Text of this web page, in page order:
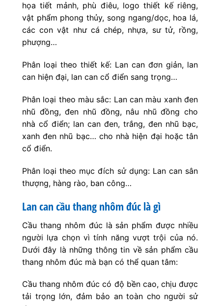
họa tiết mảnh, phù điêu, logo thiết kế riêng,
vật phẩm phong thủy, song ngang/dọc, hoa lá,
các con vật như cá chép, nhựa, sư tử, rồng,
phượng…
Phân loại theo thiết kế: Lan can đơn giản, lan
can hiện đại, lan can cổ điển sang trọng…
Phân loại theo màu sắc: Lan can màu xanh đen
nhũ đồng, đen nhũ đồng, nâu nhũ đồng cho
nhà cổ điển; lan can đen, trắng, đen nhũ bạc,
xanh đen nhũ bạc… cho nhà hiện đại hoặc tân
cổ điển.
Phân loại theo mục đích sử dụng: Lan can sân
thượng, hàng rào, ban công…
Lan can cầu thang nhôm đúc là gì
Cầu thang nhôm đúc là sản phẩm được nhiều
người lựa chọn vì tính năng vượt trội của nó.
Dưới đây là những thông tin về sản phẩm cầu
thang nhôm đúc mà bạn có thể quan tâm:
Cầu thang nhôm đúc có độ bền cao, chịu được
tải trọng lớn, đảm bảo an toàn cho người sử